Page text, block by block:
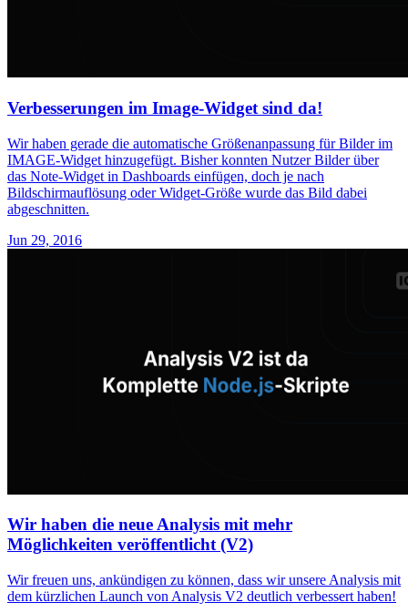
Verbesserungen im Image-Widget sind da!
Wir haben gerade die automatische Größenanpassung für Bilder im
IMAGE-Widget hinzugefügt. Bisher konnten Nutzer Bilder über
das Note-Widget in Dashboards einfügen, doch je nach
Bildschirmauflösung oder Widget-Größe wurde das Bild dabei
abgeschnitten.
Jun 29, 2016
Wir haben die neue Analysis mit mehr
Möglichkeiten veröffentlicht (V2)
Wir freuen uns, ankündigen zu können, dass wir unsere Analysis mit
dem kürzlichen Launch von Analysis V2 deutlich verbessert haben!